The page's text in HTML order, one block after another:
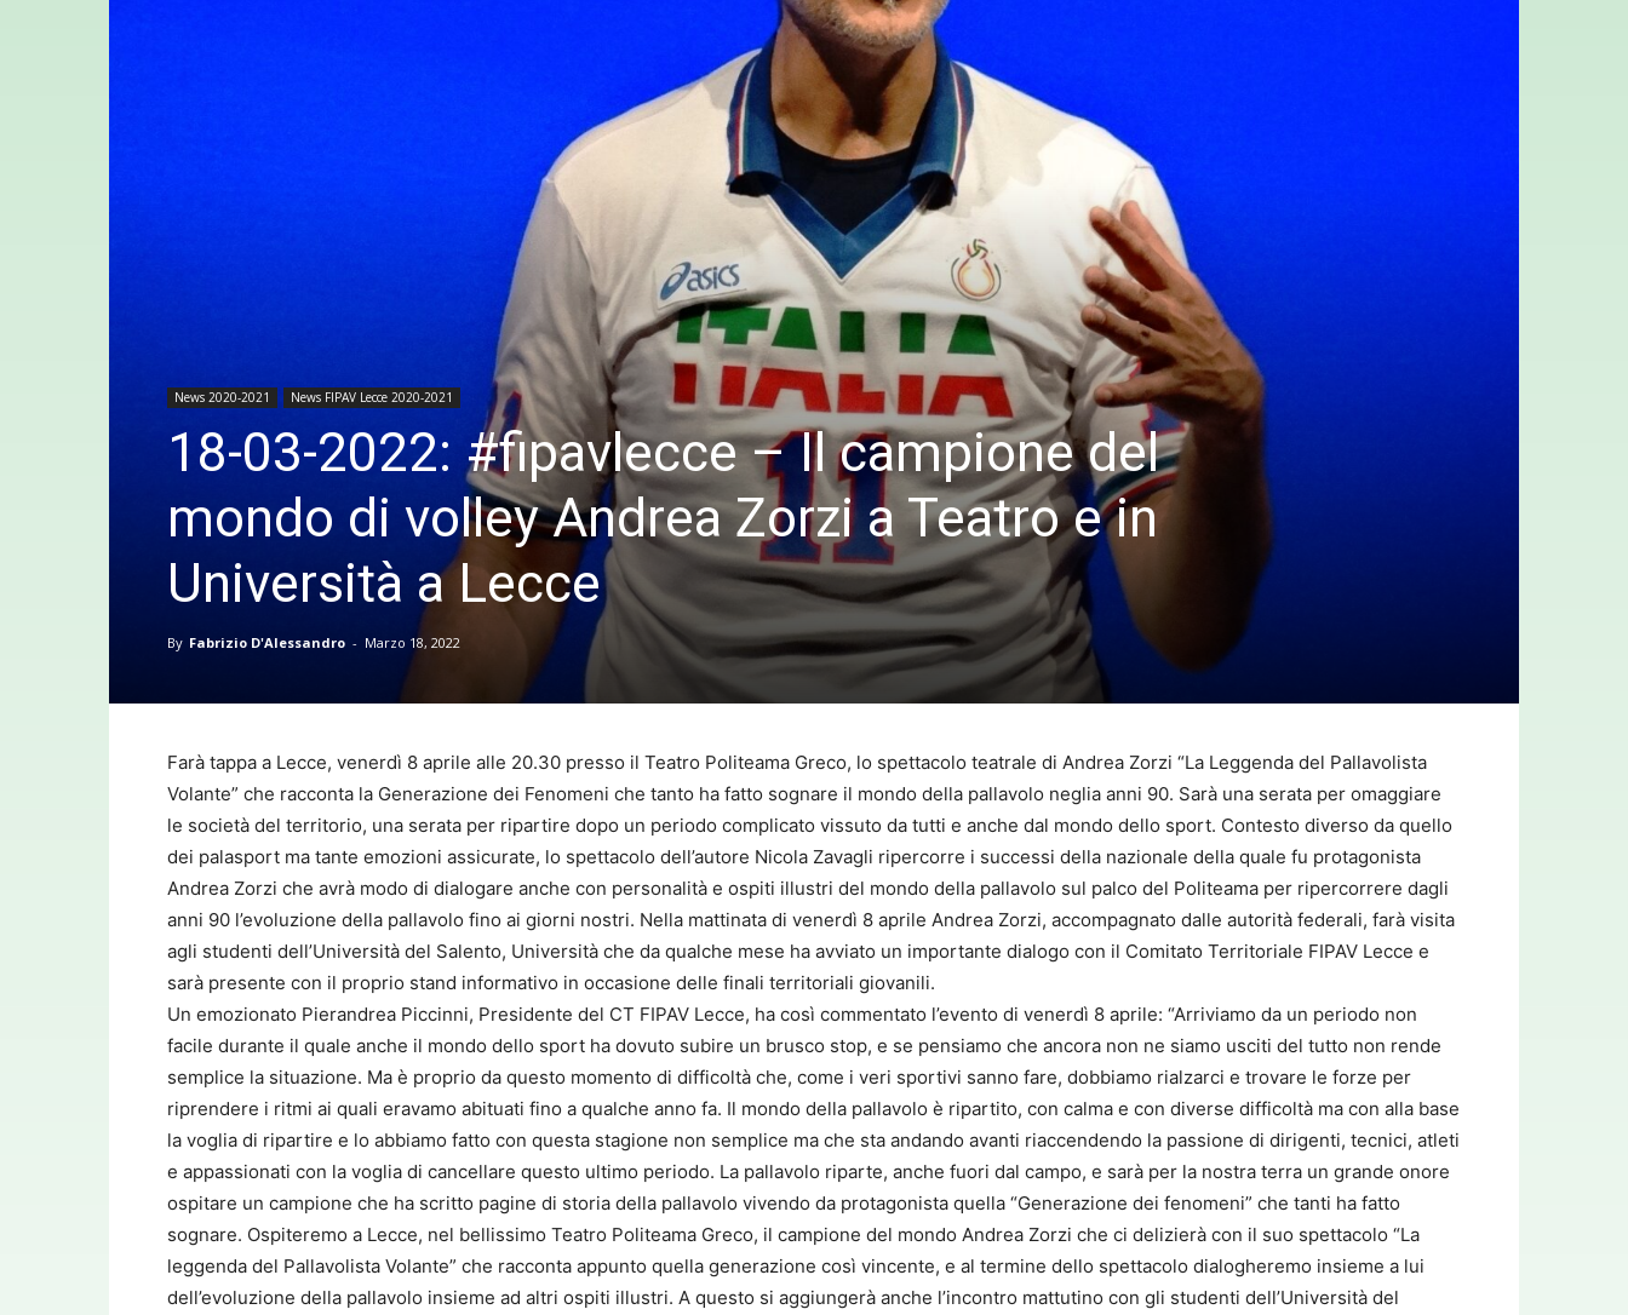
News 2020-2021 News FIPAV Lecce 2020-2021
18-03-2022: #fipavlecce – Il campione del
mondo di volley Andrea Zorzi a Teatro e in
Università a Lecce
By Fabrizio D'Alessandro - Marzo 18, 2022
Farà tappa a Lecce, venerdì 8 aprile alle 20.30 presso il Teatro Politeama Greco, lo spettacolo teatrale di Andrea Zorzi “La Leggenda del Pallavolista
Volante” che racconta la Generazione dei Fenomeni che tanto ha fatto sognare il mondo della pallavolo neglia anni 90. Sarà una serata per omaggiare
le società del territorio, una serata per ripartire dopo un periodo complicato vissuto da tutti e anche dal mondo dello sport. Contesto diverso da quello
dei palasport ma tante emozioni assicurate, lo spettacolo dell’autore Nicola Zavagli ripercorre i successi della nazionale della quale fu protagonista
Andrea Zorzi che avrà modo di dialogare anche con personalità e ospiti illustri del mondo della pallavolo sul palco del Politeama per ripercorrere dagli
anni 90 l’evoluzione della pallavolo fino ai giorni nostri. Nella mattinata di venerdì 8 aprile Andrea Zorzi, accompagnato dalle autorità federali, farà visita
agli studenti dell’Università del Salento, Università che da qualche mese ha avviato un importante dialogo con il Comitato Territoriale FIPAV Lecce e
sarà presente con il proprio stand informativo in occasione delle finali territoriali giovanili.
Un emozionato Pierandrea Piccinni, Presidente del CT FIPAV Lecce, ha così commentato l’evento di venerdì 8 aprile: “Arriviamo da un periodo non
facile durante il quale anche il mondo dello sport ha dovuto subire un brusco stop, e se pensiamo che ancora non ne siamo usciti del tutto non rende
semplice la situazione. Ma è proprio da questo momento di difficoltà che, come i veri sportivi sanno fare, dobbiamo rialzarci e trovare le forze per
riprendere i ritmi ai quali eravamo abituati fino a qualche anno fa. Il mondo della pallavolo è ripartito, con calma e con diverse difficoltà ma con alla base
la voglia di ripartire e lo abbiamo fatto con questa stagione non semplice ma che sta andando avanti riaccendendo la passione di dirigenti, tecnici, atleti
e appassionati con la voglia di cancellare questo ultimo periodo. La pallavolo riparte, anche fuori dal campo, e sarà per la nostra terra un grande onore
ospitare un campione che ha scritto pagine di storia della pallavolo vivendo da protagonista quella “Generazione dei fenomeni” che tanti ha fatto
sognare. Ospiteremo a Lecce, nel bellissimo Teatro Politeama Greco, il campione del mondo Andrea Zorzi che ci delizierà con il suo spettacolo “La
leggenda del Pallavolista Volante” che racconta appunto quella generazione così vincente, e al termine dello spettacolo dialogheremo insieme a lui
dell’evoluzione della pallavolo insieme ad altri ospiti illustri. A questo si aggiungerà anche l’incontro mattutino con gli studenti dell’Università del